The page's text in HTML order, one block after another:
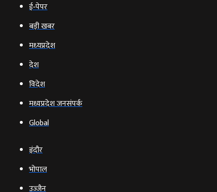
ई‑पेपर
बड़ी खबर
मध्‍यप्रदेश
देश
विदेश
मध्यप्रदेश जनसंपर्क
Global
इंदौर
भोपाल
उज्‍जैन